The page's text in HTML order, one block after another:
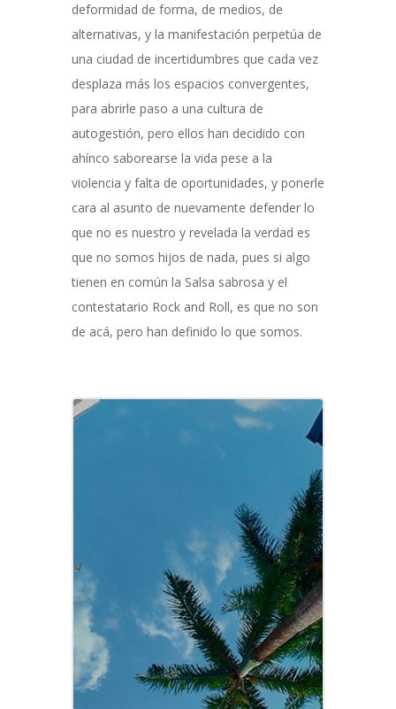
deformidad de forma, de medios, de
alternativas, y la manifestación perpetúa de
una ciudad de incertidumbres que cada vez
desplaza más los espacios convergentes,
para abrirle paso a una cultura de
autogestión, pero ellos han decidido con
ahínco saborearse la vida pese a la
violencia y falta de oportunidades, y ponerle
cara al asunto de nuevamente defender lo
que no es nuestro y revelada la verdad es
que no somos hijos de nada, pues si algo
tienen en común la Salsa sabrosa y el
contestatario Rock and Roll, es que no son
de acá, pero han definido lo que somos.